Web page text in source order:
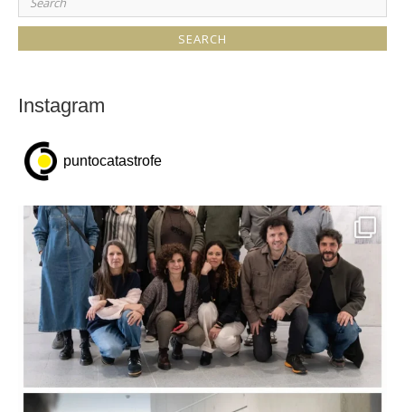
for:
Instagram
puntocatastrofe